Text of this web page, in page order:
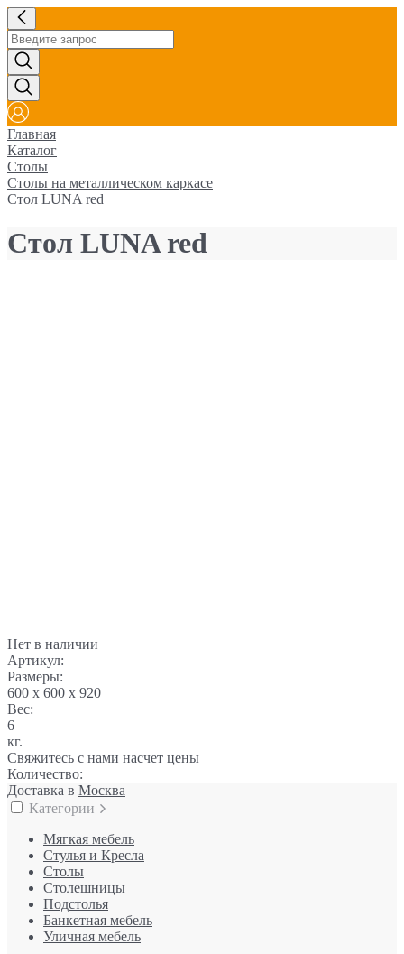
Главная
Каталог
Столы
Столы на металлическом каркасе
Стол LUNA red
Стол LUNA red
Нет в наличии
Артикул:
Размеры:
600 x 600 x 920
Вес:
6
кг.
Свяжитесь с нами насчет цены
Количество:
Доставка в Москва
Категории
Мягкая мебель
Стулья и Кресла
Столы
Столешницы
Подстолья
Банкетная мебель
Уличная мебель